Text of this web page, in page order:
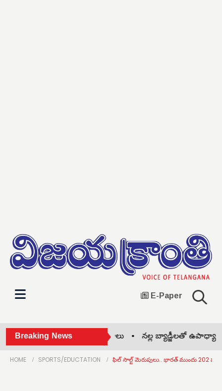
E-Paper
Breaking News
తల్లిపాల వారోత్సవాలు •నల్ల బ్యాడ్జీలతో ఉపాధ్యాయుల
HOME SPORTS/EDUCTATION ఫిల్ సాల్ట్ మెరుపులు.. భారత్ ముందు 202